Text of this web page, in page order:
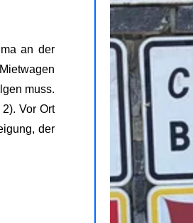
an der
muss.
Vor Ort
der